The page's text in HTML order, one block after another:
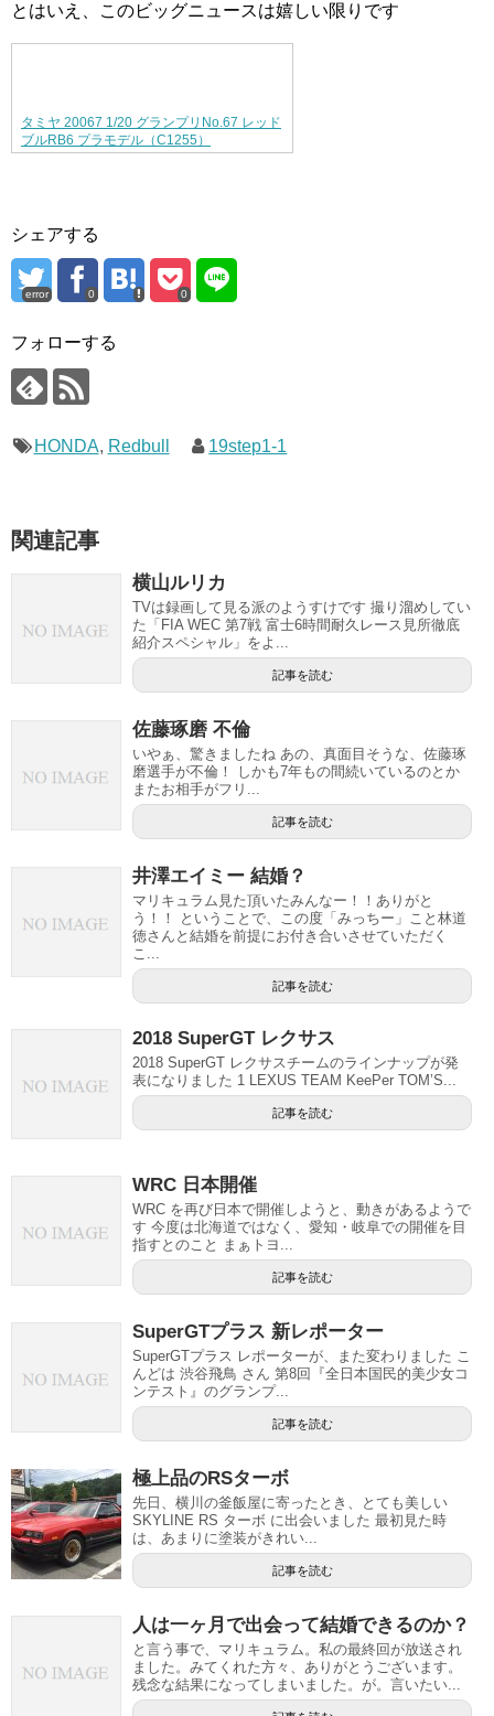
とはいえ、このビッグニュースは嬉しい限りです
タミヤ 20067 1/20 グランプリNo.67 レッド
ブルRB6 プラモデル（C1255）
シェアする
error 0 0
フォローする
HONDA, Redbull 19step1-1
関連記事
横山ルリカ
TVは録画して見る派のようすけです 撮り溜めしてい
た「FIA WEC 第7戦 富士6時間耐久レース見所徹底
紹介スペシャル」をよ...
記事を読む
佐藤琢磨 不倫
いやぁ、驚きましたね あの、真面目そうな、佐藤琢
磨選手が不倫！ しかも7年もの間続いているのとか
またお相手がフリ...
記事を読む
井澤エイミー 結婚？
マリキュラム見た頂いたみんなー！！ありがと
う！！ ということで、この度「みっちー」こと林道
徳さんと結婚を前提にお付き合いさせていただく
こ...
記事を読む
2018 SuperGT レクサス
2018 SuperGT レクサスチームのラインナップが発
表になりました 1 LEXUS TEAM KeePer TOM’S...
記事を読む
WRC 日本開催
WRC を再び日本で開催しようと、動きがあるようで
す 今度は北海道ではなく、愛知・岐阜での開催を目
指すとのこと まぁトヨ...
記事を読む
SuperGTプラス 新レポーター
SuperGTプラス レポーターが、また変わりました こ
んどは 渋谷飛鳥 さん 第8回『全日本国民的美少女コ
ンテスト』のグランプ...
記事を読む
極上品のRSターボ
先日、横川の釜飯屋に寄ったとき、とても美しい
SKYLINE RS ターボ に出会いました 最初見た時
は、あまりに塗装がきれい...
記事を読む
人は一ヶ月で出会って結婚できるのか？
と言う事で、マリキュラム。私の最終回が放送され
ました。みてくれた方々、ありがとうございます。
残念な結果になってしまいました。が。言いたい...